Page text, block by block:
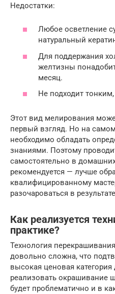
Недостатки:
Любое осветление
натуральный
Для поддержания
желтизны
месяц.
Не подходит
Этот вид мелирования
первый взгляд. Но на
необходимо обладать
знаниями. Поэтому
самостоятельно в
рекомендуется — лучше
квалифицированному
разочароваться в
Как реализуется
практике?
Технология
довольно сложна, что
высокая ценовая
реализовать окрашивание
будет проблематично и в